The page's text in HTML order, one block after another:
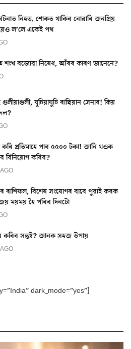
নিহত, শোকত থাকিব নোৱাৰি জনপ্ৰিয়
ল’লে একেই পথ
শংখ বজোৱা নিষেধ, আঁৰৰ কাৰণ জানেনে?
ঘুচিয়াঘুচি ৰাছিয়ান সেনাৰ! কিয়
কৰি প্ৰতিমাহে পাব ৫৫০০ টকা! জানি থওক
বিনিয়োগ কৰিব?
বিশেষ সংযোগৰ বাবে পুৱাই কৰক
ময়ময় হৈ পৰিব দিনটো
কৰিব সন্তুষ্ট? জানক সহজ উপায়
dark_mode=”yes”]